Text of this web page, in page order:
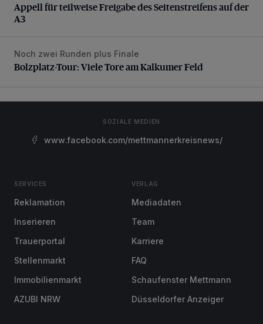
Appell für teilweise Freigabe des Seitenstreifens auf der
A3
Bolzplatz-Tour: Viele Tore am Kalkumer Feld
Noch zwei Runden plus Finale
Bolzplatz-Tour: Viele Tore am Kalkumer Feld
SOZIALE MEDIEN
www.facebook.com/mettmannerkreisnews/
SERVICES
Reklamation
Inserieren
Trauerportal
Stellenmarkt
Immobilienmarkt
AZUBI NRW
VERLAG
Mediadaten
Team
Karriere
FAQ
Schaufenster Mettmann
Düsseldorfer Anzeiger